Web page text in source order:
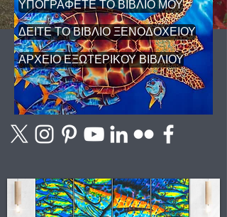
ΥΠΟΓΡΑΦΕΤΕ ΤΟ ΒΙΒΛΙΟ ΜΟΥ
ΔΕΙΤΕ ΤΟ ΒΙΒΛΙΟ ΞΕΝΟΔΟΧΕΙΟΥ
ΑΡΧΕΙΟ ΕΞΩΤΕΡΙΚΟΥ ΒΙΒΛΙΟΥ